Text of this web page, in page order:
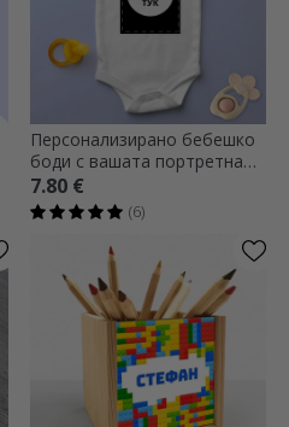
Персонализирано бебешко
боди с вашата портретна
графика
7.80 €
(6)